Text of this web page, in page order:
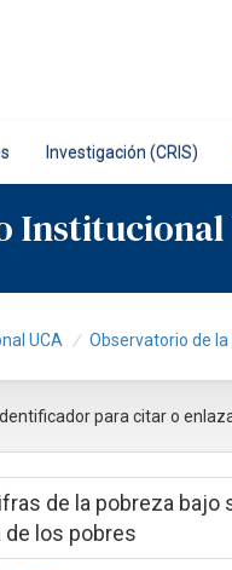
Investigación (CRIS)
Institucional
UCA Observatorio de
para citar o
de la pobreza
de los pobres